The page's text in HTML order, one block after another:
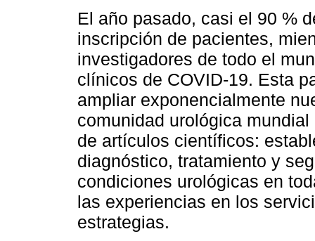
El año pasado, casi el 90 %
inscripción de pacientes,
investigadores de todo el
clínicos de COVID-19. Esta
ampliar exponencialmente
comunidad urológica
de artículos científicos:
diagnóstico, tratamiento y
condiciones urológicas en
las experiencias en los
estrategias.